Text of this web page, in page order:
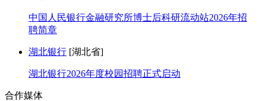
中国人民银行金融研究所博士后科研流动站2026年招
聘简章
湖北银行 [湖北省]
湖北银行2026年度校园招聘正式启动
合作媒体